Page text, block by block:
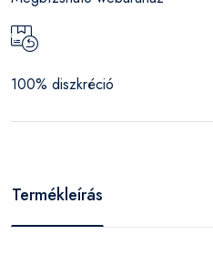
100% diszkréció
Termékleírás